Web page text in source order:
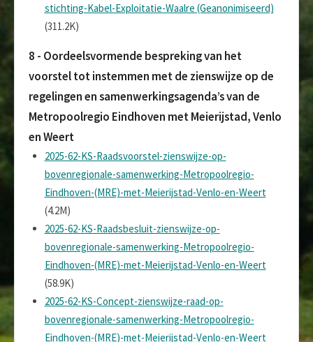
stichting-Kabel-Exploitatie-Waalre (Geanonimiseerd)
(311.2K)
8 - Oordeelsvormende bespreking van het
voorstel tot instemmen met de zienswijze op de
regelingen en samenwerkingsagenda’s van de
Metropoolregio Eindhoven met Meierijstad, Venlo
en Weert
2025-62-KS-Raadsvoorstel-zienswijze-op-
bovenregionale-samenwerking-Metropoolregio-
Eindhoven-(MRE)-met-Meierijstad-Venlo-en-Weert
(4.2M)
2025-62-KS-Raadsbesluit-zienswijze-op-
bovenregionale-samenwerking-Metropoolregio-
Eindhoven-(MRE)-met-Meierijstad-Venlo-en-Weert
(58.9K)
2025-62-KS-Concept-zienswijze-raad-op-
bovenregionale-samenwerking-Metropoolregio-
Eindhoven-(MRE)-met-Meierijstad-Venlo-en-Weert